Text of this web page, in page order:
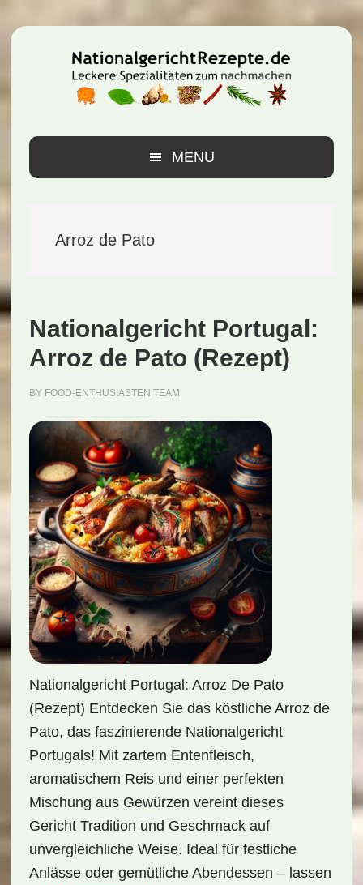
Hauptnavigation
Inhalt
Seitenspalte
MENU
Arroz de Pato
Nationalgericht Portugal:
Arroz de Pato (Rezept)
BY FOOD-ENTHUSIASTEN TEAM
Nationalgericht Portugal: Arroz De Pato
(Rezept) Entdecken Sie das köstliche Arroz de
Pato, das faszinierende Nationalgericht
Portugals! Mit zartem Entenfleisch,
aromatischem Reis und einer perfekten
Mischung aus Gewürzen vereint dieses
Gericht Tradition und Geschmack auf
unvergleichliche Weise. Ideal für festliche
Anlässe oder gemütliche Abendessen – lassen